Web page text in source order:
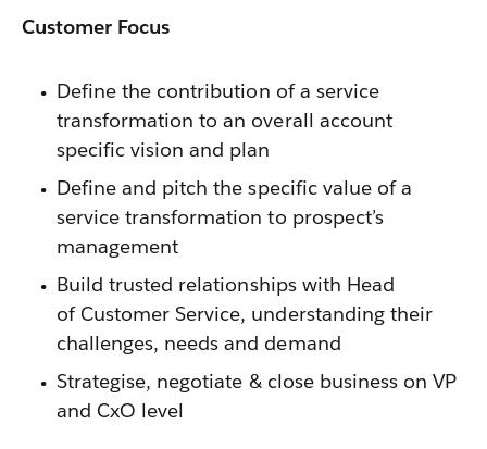
Customer Focus
Define the contribution of a service
transformation to an overall account
specific vision and plan
Define and pitch the specific value of a
service transformation to prospect’s
management
Build trusted relationships with Head
of Customer Service, understanding their
challenges, needs and demand
Strategise, negotiate & close business on VP
and CxO level